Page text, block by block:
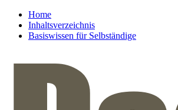
Home
Inhaltsverzeichnis
Basiswissen für Selbständige